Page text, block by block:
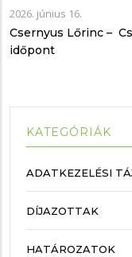
2026. június 16.
Csernyus Lőrinc –
időpont
KATEGÓRIÁK
ADATKEZELÉSI
DÍJAZOTTAK
HATÁROZATOK